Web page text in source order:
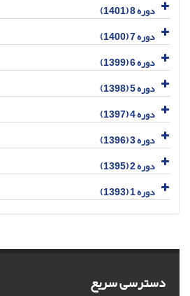
دوره 8 (1401)
دوره 7 (1400)
دوره 6 (1399)
دوره 5 (1398)
دوره 4 (1397)
دوره 3 (1396)
دوره 2 (1395)
دوره 1 (1393)
دسترسی سریع